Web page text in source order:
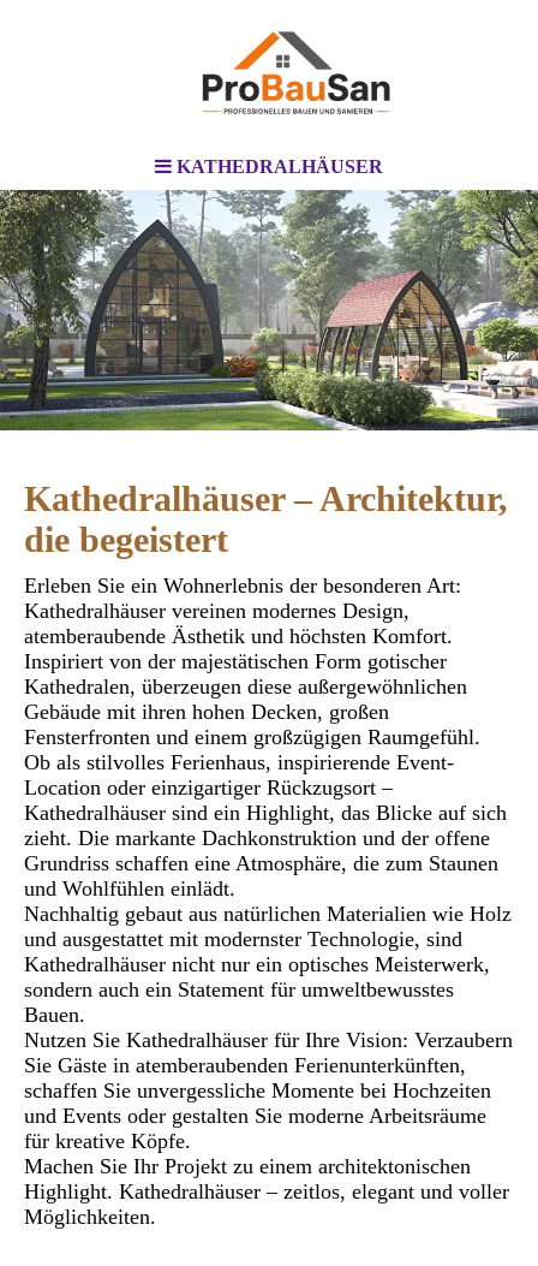
KATHEDRALHÄUSER
Kathedralhäuser – Architektur,
die begeistert
Erleben Sie ein Wohnerlebnis der besonderen Art:
Kathedralhäuser vereinen modernes Design,
atemberaubende Ästhetik und höchsten Komfort.
Inspiriert von der majestätischen Form gotischer
Kathedralen, überzeugen diese außergewöhnlichen
Gebäude mit ihren hohen Decken, großen
Fensterfronten und einem großzügigen Raumgefühl.
Ob als stilvolles Ferienhaus, inspirierende Event-
Location oder einzigartiger Rückzugsort –
Kathedralhäuser sind ein Highlight, das Blicke auf sich
zieht. Die markante Dachkonstruktion und der offene
Grundriss schaffen eine Atmosphäre, die zum Staunen
und Wohlfühlen einlädt.
Nachhaltig gebaut aus natürlichen Materialien wie Holz
und ausgestattet mit modernster Technologie, sind
Kathedralhäuser nicht nur ein optisches Meisterwerk,
sondern auch ein Statement für umweltbewusstes
Bauen.
Nutzen Sie Kathedralhäuser für Ihre Vision: Verzaubern
Sie Gäste in atemberaubenden Ferienunterkünften,
schaffen Sie unvergessliche Momente bei Hochzeiten
und Events oder gestalten Sie moderne Arbeitsräume
für kreative Köpfe.
Machen Sie Ihr Projekt zu einem architektonischen
Highlight. Kathedralhäuser – zeitlos, elegant und voller
Möglichkeiten.